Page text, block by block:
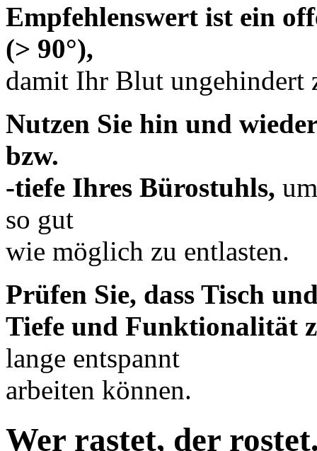
Empfehlenswert ist ein
(> 90°),
damit Ihr Blut ungehindert
Nutzen Sie hin und
bzw.
-tiefe Ihres Bürostuhls,
so gut
wie möglich zu entlasten.
Prüfen Sie, dass Tisch
Tiefe und Funktionalität
lange entspannt
arbeiten können.
Wer rastet, der